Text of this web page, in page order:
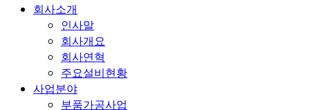
회사소개
인사말
회사개요
회사연혁
주요설비현황
사업분야
부품가공사업